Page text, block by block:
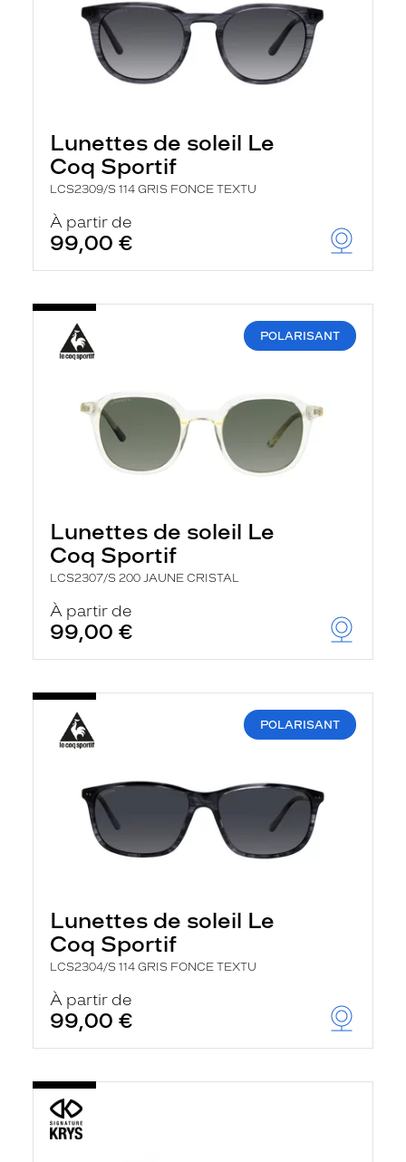
Lunettes de soleil Le
Coq Sportif
LCS2309/S 114 GRIS FONCE TEXTU
À partir de
99,00 €
POLARISANT
Lunettes de soleil Le
Coq Sportif
LCS2307/S 200 JAUNE CRISTAL
À partir de
99,00 €
POLARISANT
Lunettes de soleil Le
Coq Sportif
LCS2304/S 114 GRIS FONCE TEXTU
À partir de
99,00 €